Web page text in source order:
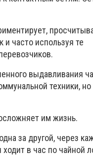
и часто используя те
выдавливания
техники,
им жизнь.
за другой, через
в час по чайной